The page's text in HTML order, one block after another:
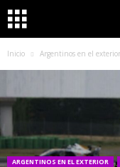
Inicio Argentinos en el exterior
ARGENTINOS EN EL EXTERIOR